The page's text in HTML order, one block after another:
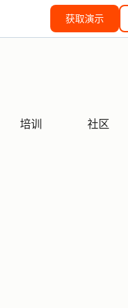
获取演示
培训 社区